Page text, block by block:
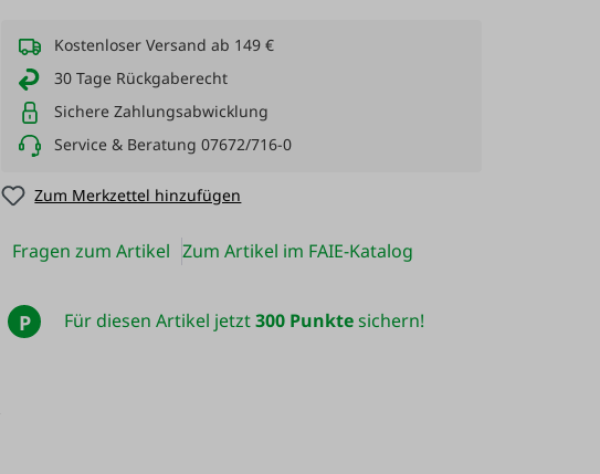
Kostenloser Versand ab 149 €
30 Tage Rückgaberecht
Sichere Zahlungsabwicklung
Service & Beratung 07672/716-0
Zum Merkzettel hinzufügen
Fragen zum Artikel Zum Artikel im FAIE-Katalog
P Für diesen Artikel jetzt300 Punktesichern!